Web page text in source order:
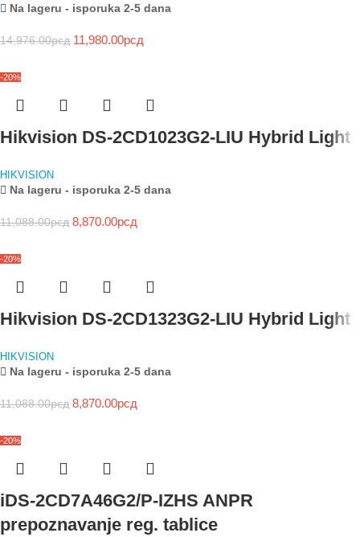
Na lageru - isporuka 2-5 dana
14,976.00рсд 11,980.00рсд
-20%
Hikvision DS-2CD1023G2-LIU Hybrid Light
HIKVISION
Na lageru - isporuka 2-5 dana
11,088.00рсд 8,870.00рсд
-20%
Hikvision DS-2CD1323G2-LIU Hybrid Light
HIKVISION
Na lageru - isporuka 2-5 dana
11,088.00рсд 8,870.00рсд
-20%
iDS-2CD7A46G2/P-IZHS ANPR
prepoznavanje reg. tablice